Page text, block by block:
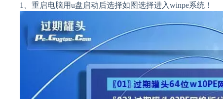
1、重启电脑用u盘启动后选择如图选择进入winpe系统！